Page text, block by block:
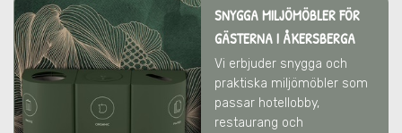
SNYGGA MILJÖMÖBLER FÖR
GÄSTERNA I ÅKERSBERGA
Vi erbjuder snygga och
praktiska miljömöbler som
passar hotellobby,
restaurang och